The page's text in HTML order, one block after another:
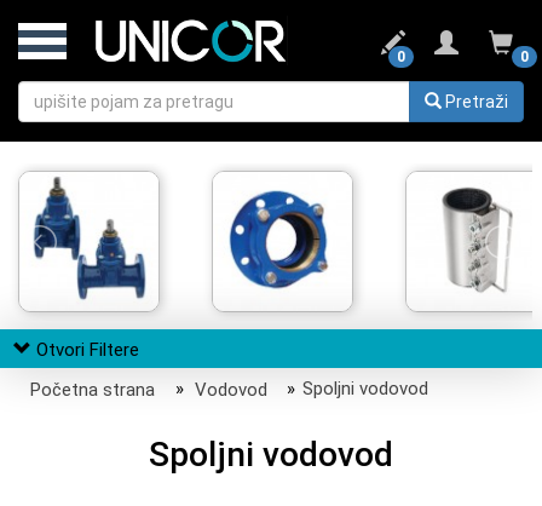
0
0
Pretraži
Otvori Filtere
Početna strana
» Vodovod » Spoljni vodovod
Spoljni vodovod